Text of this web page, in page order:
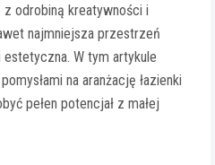
odrobiną kreatywności i
najmniejsza przestrzeń
W tym artykule
na aranżację łazienki
pełen potencjał z małej